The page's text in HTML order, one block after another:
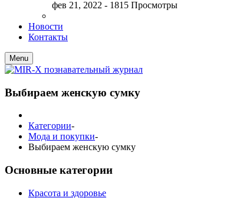
фев 21, 2022 - 1815 Просмотры
Новости
Контакты
Menu
Выбираем женскую сумку
Категории-
Мода и покупки-
Выбираем женскую сумку
Основные категории
Красота и здоровье